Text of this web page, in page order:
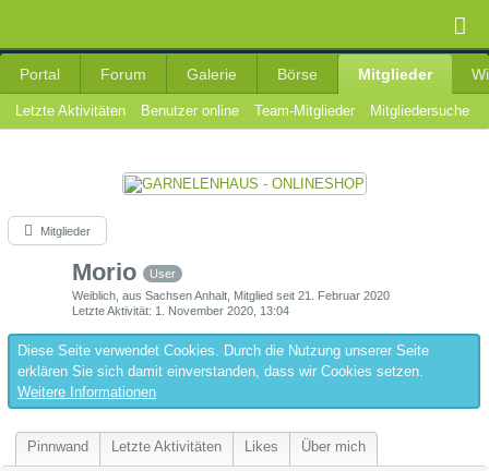
Portal Forum Galerie Börse Mitglieder
Letzte Aktivitäten Benutzer online Team-Mitglieder Mitgliedersuche
Mitglieder
Morio
User
Weiblich aus Sachsen Anhalt Mitglied seit 21. Februar 2020
Letzte Aktivität 1. November 2020, 13:04
Diese Seite verwendet Cookies. Durch die Nutzung unserer Seite
erklären Sie sich damit einverstanden, dass wir Cookies setzen.
Weitere Informationen
Pinnwand Letzte Aktivitäten Likes Über mich